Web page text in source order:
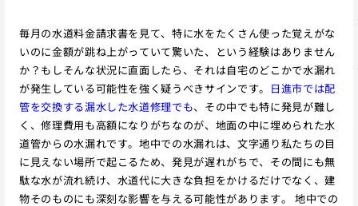
毎月の水道料金請求書を見て、特に水をたくさん使った覚えがな
いのに金額が跳ね上がっていて驚いた、という経験はありません
か？もしそんな状況に直面したら、それは自宅のどこかで水漏れ
が発生している可能性を強く疑うべきサインです。 日進市では配
管を交換する漏水した水道修理でも、その中でも特に発見が難し
く、修理費用も高額になりがちなのが、地面の中に埋められた水
道管からの水漏れです。地中での水漏れは、文字通り私たちの目
に見えない場所で起こるため、発見が遅れがちで、その間にも無
駄な水が流れ続け、水道代に大きな負担をかけるだけでなく、建
物そのものにも深刻な影響を与える可能性があります。 地中での